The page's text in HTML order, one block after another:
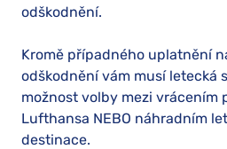
odškodnění.
Kromě případného uplatnění
odškodnění vám musí letecká
možnost volby mezi vrácením
Lufthansa NEBO náhradním
destinace.